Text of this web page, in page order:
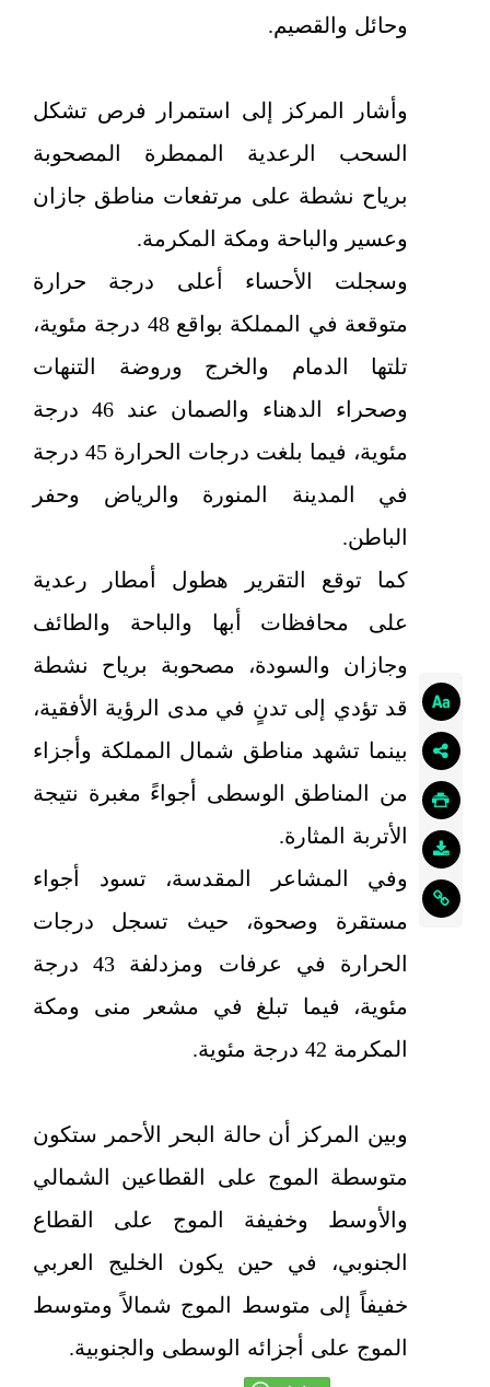
وحائل والقصيم.
وأشار المركز إلى استمرار فرص تشكل
السحب الرعدية الممطرة المصحوبة
برياح نشطة على مرتفعات مناطق جازان
وعسير والباحة ومكة المكرمة.
وسجلت الأحساء أعلى درجة حرارة
متوقعة في المملكة بواقع 48 درجة مئوية،
تلتها الدمام والخرج وروضة التنهات
وصحراء الدهناء والصمان عند 46 درجة
مئوية، فيما بلغت درجات الحرارة 45 درجة
في المدينة المنورة والرياض وحفر
الباطن.
كما توقع التقرير هطول أمطار رعدية
على محافظات أبها والباحة والطائف
وجازان والسودة، مصحوبة برياح نشطة
قد تؤدي إلى تدنٍ في مدى الرؤية الأفقية،
بينما تشهد مناطق شمال المملكة وأجزاء
من المناطق الوسطى أجواءً مغبرة نتيجة
الأتربة المثارة.
وفي المشاعر المقدسة، تسود أجواء
مستقرة وصحوة، حيث تسجل درجات
الحرارة في عرفات ومزدلفة 43 درجة
مئوية، فيما تبلغ في مشعر منى ومكة
المكرمة 42 درجة مئوية.
وبين المركز أن حالة البحر الأحمر ستكون
متوسطة الموج على القطاعين الشمالي
والأوسط وخفيفة الموج على القطاع
الجنوبي، في حين يكون الخليج العربي
خفيفاً إلى متوسط الموج شمالاً ومتوسط
الموج على أجزائه الوسطى والجنوبية.